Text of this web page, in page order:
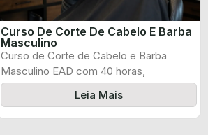
Curso De Corte De Cabelo E Barba
Masculino
Curso de Corte de Cabelo e Barba
Masculino EAD com 40 horas,
certificado ...
Leia Mais